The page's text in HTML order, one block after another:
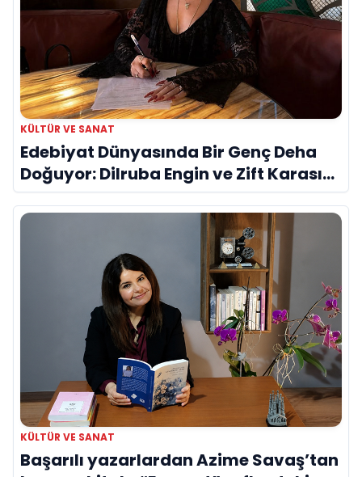
KÜLTÜR VE SANAT
Edebiyat Dünyasında Bir Genç Deha
Doğuyor: Dilruba Engin ve Zift Karası
Evreni ‘AVENOİR’
KÜLTÜR VE SANAT
Başarılı yazarlardan Azime Savaş’tan